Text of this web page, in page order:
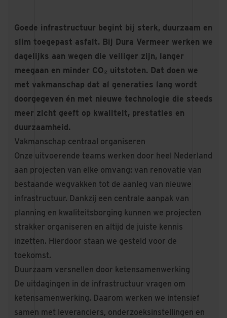
Goede infrastructuur begint bij sterk, duurzaam en
slim toegepast asfalt. Bij Dura Vermeer werken we
dagelijks aan wegen die veiliger zijn, langer
meegaan en minder CO₂ uitstoten. Dat doen we
met vakmanschap dat al generaties lang wordt
doorgegeven én met nieuwe technologie die steeds
meer zicht geeft op kwaliteit, prestaties en
duurzaamheid.
Vakmanschap centraal organiseren
Onze uitvoerende teams werken door heel Nederland
aan projecten van elke omvang: van renovatie van
bestaande wegvakken tot de aanleg van nieuwe
infrastructuur. Dankzij een centrale aanpak van
planning en kwaliteitsborging kunnen we projecten
strakker organiseren en altijd de juiste kennis
inzetten. Hierdoor staan we gesteld voor de
toekomst.
Duurzaam versnellen door ketensamenwerking
De uitdagingen in de infrastructuur vragen om
ketensamenwerking. Daarom werken we intensief
samen met leveranciers, onderzoeksinstellingen en